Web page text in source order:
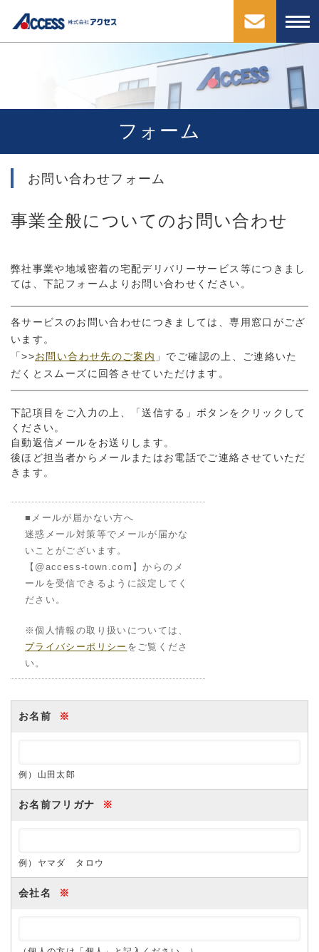
フォーム
お問い合わせフォーム
事業全般についてのお問い合わせ
弊社事業や地域密着の宅配デリバリーサービス等につきまし
ては、下記フォームよりお問い合わせください。
各サービスのお問い合わせにつきましては、専用窓口がござ
います。
「>>お問い合わせ先のご案内 」でご確認の上、ご連絡いた
だくとスムーズに回答させていただけます。
下記項目をご入力の上、「送信する」ボタンをクリックして
ください。
自動返信メールをお送りします。
後ほど担当者からメールまたはお電話でご連絡させていただ
きます。
■メールが届かない方へ
迷惑メール対策等でメールが届かな
いことがございます。
【@access-town.com】からのメ
ールを受信できるように設定してく
ださい。
※個人情報の取り扱いについては、
プライバシーポリシー をご覧くださ
い。
お名前 ※
例）山田太郎
お名前フリガナ ※
例）ヤマダ タロウ
会社名 ※